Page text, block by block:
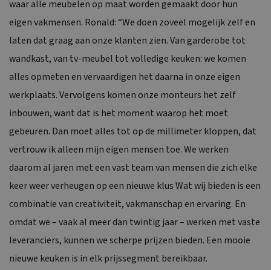
waar alle meubelen op maat worden gemaakt door hun
eigen vakmensen. Ronald: “We doen zoveel mogelijk zelf en
laten dat graag aan onze klanten zien. Van garderobe tot
wandkast, van tv-meubel tot volledige keuken: we komen
alles opmeten en vervaardigen het daarna in onze eigen
werkplaats. Vervolgens komen onze monteurs het zelf
inbouwen, want dat is het moment waarop het moet
gebeuren. Dan moet alles tot op de millimeter kloppen, dat
vertrouw ik alleen mijn eigen mensen toe. We werken
daarom al jaren met een vast team van mensen die zich elke
keer weer verheugen op een nieuwe klus Wat wij bieden is een
combinatie van creativiteit, vakmanschap en ervaring. En
omdat we – vaak al meer dan twintig jaar – werken met vaste
leveranciers, kunnen we scherpe prijzen bieden. Een mooie
nieuwe keuken is in elk prijssegment bereikbaar.